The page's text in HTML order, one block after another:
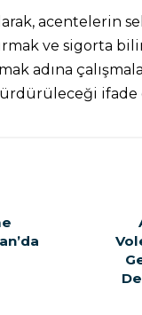
acentelerin
ve sigorta
adına
ifade